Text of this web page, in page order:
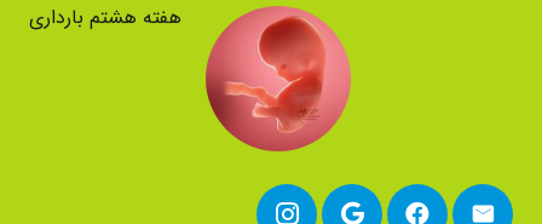
هفته هشتم بارداری